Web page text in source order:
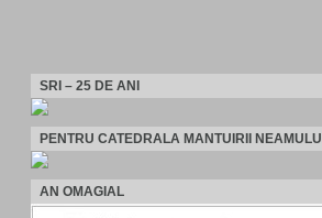
SRI – 25 DE ANI
PENTRU CATEDRALA MANTUIRII NEAMULUI
AN OMAGIAL